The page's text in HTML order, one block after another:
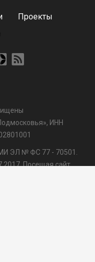
Проекты
ИНН
ЭЛ № ФС 77 - 70501.
Посещая сайт